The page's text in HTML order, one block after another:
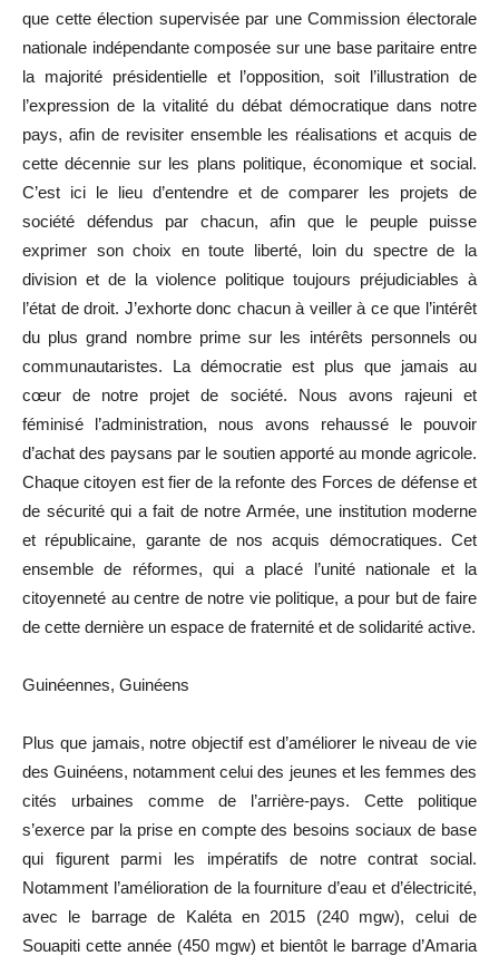
que cette élection supervisée par une Commission électorale
nationale indépendante composée sur une base paritaire entre
la majorité présidentielle et l’opposition, soit l’illustration de
l’expression de la vitalité du débat démocratique dans notre
pays, afin de revisiter ensemble les réalisations et acquis de
cette décennie sur les plans politique, économique et social.
C’est ici le lieu d’entendre et de comparer les projets de
société défendus par chacun, afin que le peuple puisse
exprimer son choix en toute liberté, loin du spectre de la
division et de la violence politique toujours préjudiciables à
l’état de droit. J’exhorte donc chacun à veiller à ce que l’intérêt
du plus grand nombre prime sur les intérêts personnels ou
communautaristes. La démocratie est plus que jamais au
cœur de notre projet de société. Nous avons rajeuni et
féminisé l’administration, nous avons rehaussé le pouvoir
d’achat des paysans par le soutien apporté au monde agricole.
Chaque citoyen est fier de la refonte des Forces de défense et
de sécurité qui a fait de notre Armée, une institution moderne
et républicaine, garante de nos acquis démocratiques. Cet
ensemble de réformes, qui a placé l’unité nationale et la
citoyenneté au centre de notre vie politique, a pour but de faire
de cette dernière un espace de fraternité et de solidarité active.
Guinéennes, Guinéens
Plus que jamais, notre objectif est d’améliorer le niveau de vie
des Guinéens, notamment celui des jeunes et les femmes des
cités urbaines comme de l’arrière-pays. Cette politique
s’exerce par la prise en compte des besoins sociaux de base
qui figurent parmi les impératifs de notre contrat social.
Notamment l’amélioration de la fourniture d’eau et d’électricité,
avec le barrage de Kaléta en 2015 (240 mgw), celui de
Souapiti cette année (450 mgw) et bientôt le barrage d’Amaria